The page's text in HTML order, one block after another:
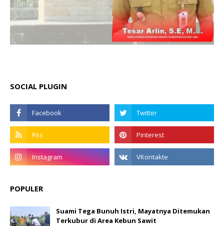
SOCIAL PLUGIN
POPULER
Suami Tega Bunuh Istri, Mayatnya Ditemukan
Terkubur di Area Kebun Sawit